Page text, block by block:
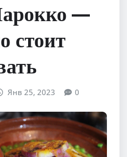
—
стоит
Янв 25, 2023 0